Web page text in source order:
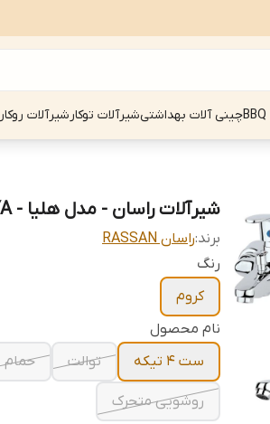
چینی آلات بهداشتیشیرآلات توکارشیرآلات روکار
شیرآلات راسان - مدل هلیا - RASSAN HELIYA
برند:راسان RASSAN
رنگ
کروم
نام محصول
ست 4 تیکه
توالت حمام
روشویی متحرک